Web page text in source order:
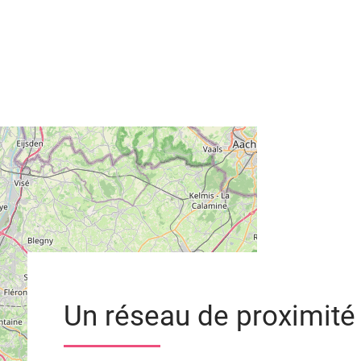
Un réseau de proximité